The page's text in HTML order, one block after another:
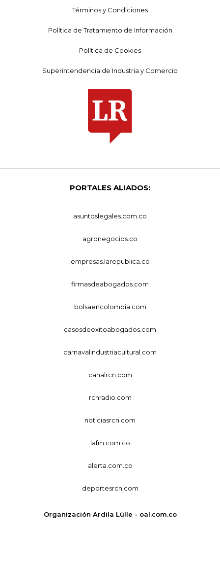
Términos y Condiciones
Política de Tratamiento de Información
Política de Cookies
Superintendencia de Industria y Comercio
PORTALES ALIADOS:
asuntoslegales.com.co
agronegocios.co
empresas.larepublica.co
firmasdeabogados.com
bolsaencolombia.com
casosdeexitoabogados.com
carnavalindustriacultural.com
canalrcn.com
rcnradio.com
noticiasrcn.com
lafm.com.co
alerta.com.co
deportesrcn.com
Organización Ardila Lülle - oal.com.co